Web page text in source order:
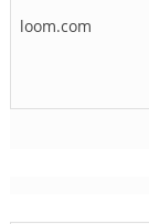
loom.com